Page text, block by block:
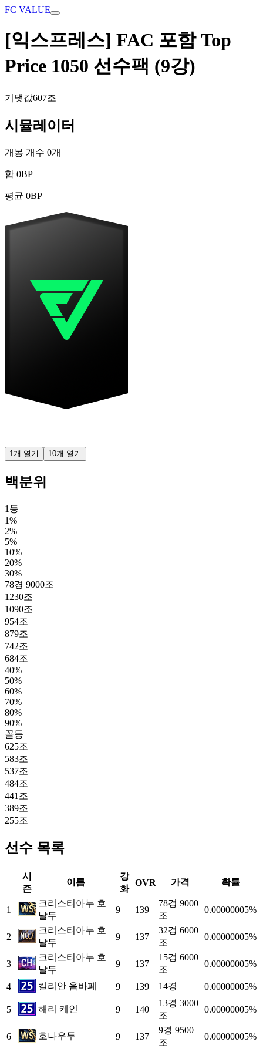
FC VALUE
[익스프레스] FAC 포함 Top
Price 1050 선수팩 (9강)
기댓값607조
시뮬레이터
개봉 개수 0개
합 0BP
평균 0BP
1개 열기 10개 열기
백분위
1등
1%
2%
5%
10%
20%
30%
78경 9000조
1230조
1090조
954조
879조
742조
684조
40%
50%
60%
70%
80%
90%
꼴등
625조
583조
537조
484조
441조
389조
255조
선수 목록
시
즌
이름
강
화
OVR 가격 확률
1
크리스티아누 호
날두
9 139
78경 9000
조
0.00000005%
2
크리스티아누 호
날두
9 137
32경 6000
조
0.00000005%
3
크리스티아누 호
날두
9 137
15경 6000
조
0.00000005%
4 킬리안 음바페 9 139 14경 0.00000005%
5 해리 케인 9 140
13경 3000
조
0.00000005%
6 호나우두 9 137
9경 9500
조
0.00000005%